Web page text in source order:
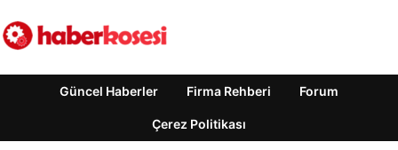
Güncel Haberler Firma Rehberi Forum
Çerez Politikası